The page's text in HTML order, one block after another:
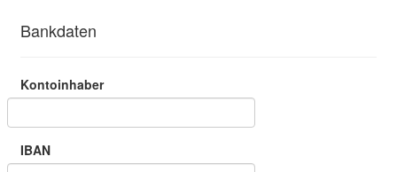
Bankdaten
Kontoinhaber
IBAN